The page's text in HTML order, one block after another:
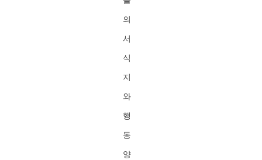
의
서
식
지
와
행
동
양